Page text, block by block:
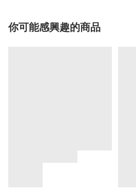
你可能感興趣的商品